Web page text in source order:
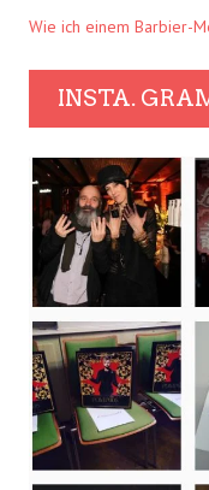
Wie ich einem Barbier-
INSTA.